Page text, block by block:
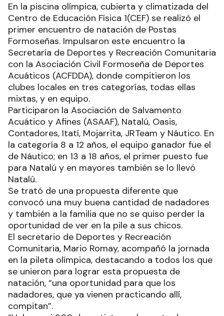
En la piscina olímpica, cubierta y climatizada del
Centro de Educación Física 1(CEF) se realizó el
primer encuentro de natación de Postas
Formoseñas. Impulsaron este encuentro la
Secretaría de Deportes y Recreación Comunitaria
con la Asociación Civil Formoseña de Deportes
Acuáticos (ACFDDA), donde compitieron los
clubes locales en tres categorías, todas ellas
mixtas, y en equipo.
Participaron la Asociación de Salvamento
Acuático y Afines (ASAAF), Natalú, Oasis,
Contadores, Itatí, Mojarrita, JRTeam y Náutico. En
la categoría 8 a 12 años, el equipo ganador fue el
de Náutico; en 13 a 18 años, el primer puesto fue
para Natalú y en mayores también se lo llevó
Natalú.
Se trató de una propuesta diferente que
convocó una muy buena cantidad de nadadores
y también a la familia que no se quiso perder la
oportunidad de ver en la pile a sus chicos.
El secretario de Deportes y Recreación
Comunitaria, Mario Romay, acompañó la jornada
en la pileta olímpica, destacando a todos los que
se unieron para lograr esta propuesta de
natación, “una oportunidad para que los
nadadores, que ya vienen practicando allí,
compitan”.